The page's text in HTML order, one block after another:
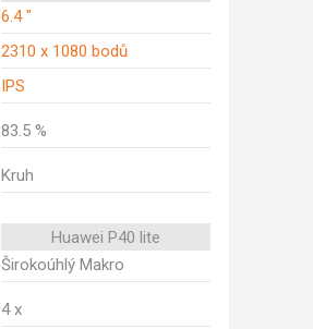
6.4 "
2310 x 1080 bodů
IPS
83.5 %
Kruh
Huawei P40 lite
Širokoúhlý Makro
4 x